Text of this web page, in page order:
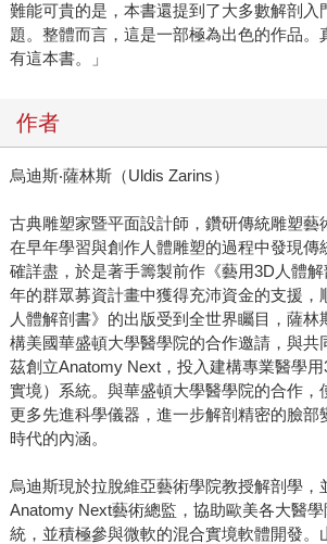
難能可貴的是，本書還提到了大多數解剖入
題。整體而言，這是一部極為出色的作品。
有這本書。」
作者
烏迪斯‧薩林斯（Uldis Zarins）
古典雕塑家暨平面設計師，鑽研傳統雕塑藝
在早年學習與創作人體雕塑的過程中發現傳
確詳盡，於是著手籌製前作《藝用3D人體
年的群眾募資計畫中獲得充沛資金的支援，
人體解剖書》的出版受到全世界矚目，薩林
構美國華盛頓大學醫學院的合作邀請，與共
茲創立Anatomy Next，投入建構專業醫學
實境）系統。與華盛頓大學醫學院的合作，
更多先進科學儀器，進一步解剖精密的臉部
時代的內涵。
烏迪斯現於拉脫維亞藝術學院教授解剖學，
Anatomy Next藝術總監，協助歐美各大醫
統，並積極參與微軟的混合實境軟體開發。